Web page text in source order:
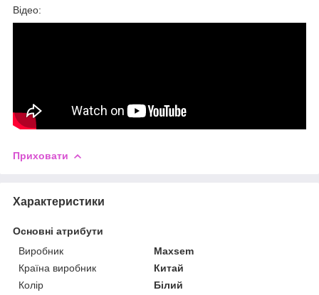
Відео:
Приховати
Характеристики
Основні атрибути
Виробник
Maxsem
Країна виробник
Китай
Колір
Білий